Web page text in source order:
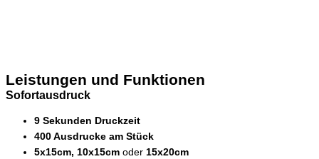
Leistungen und Funktionen
Sofortausdruck
9 Sekunden Druckzeit
400 Ausdrucke am Stück
5x15cm, 10x15cm oder 15x20cm